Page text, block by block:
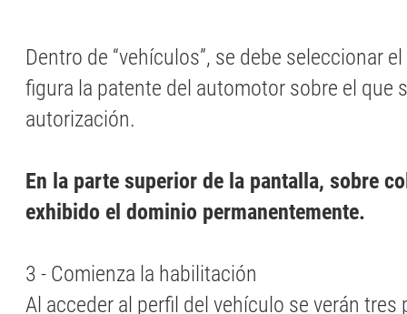
Dentro de “vehículos”, se debe seleccionar
figura la patente del automotor sobre el que
autorización.
En la parte superior de la pantalla, sobre
exhibido el dominio permanentemente.
3 - Comienza la habilitación
Al acceder al perfil del vehículo se verán tres